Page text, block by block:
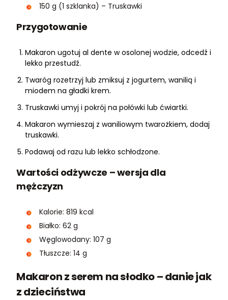
150 g (1 szklanka) – Truskawki
Przygotowanie
Makaron ugotuj al dente w osolonej wodzie, odcedź i
lekko przestudź.
Twaróg rozetrzyj lub zmiksuj z jogurtem, wanilią i
miodem na gładki krem.
Truskawki umyj i pokrój na połówki lub ćwiartki.
Makaron wymieszaj z waniliowym twarożkiem, dodaj
truskawki.
Podawaj od razu lub lekko schłodzone.
Wartości odżywcze – wersja dla
mężczyzn
Kalorie: 819 kcal
Białko: 62 g
Węglowodany: 107 g
Tłuszcze: 14 g
Makaron z serem na słodko – danie jak
z dzieciństwa